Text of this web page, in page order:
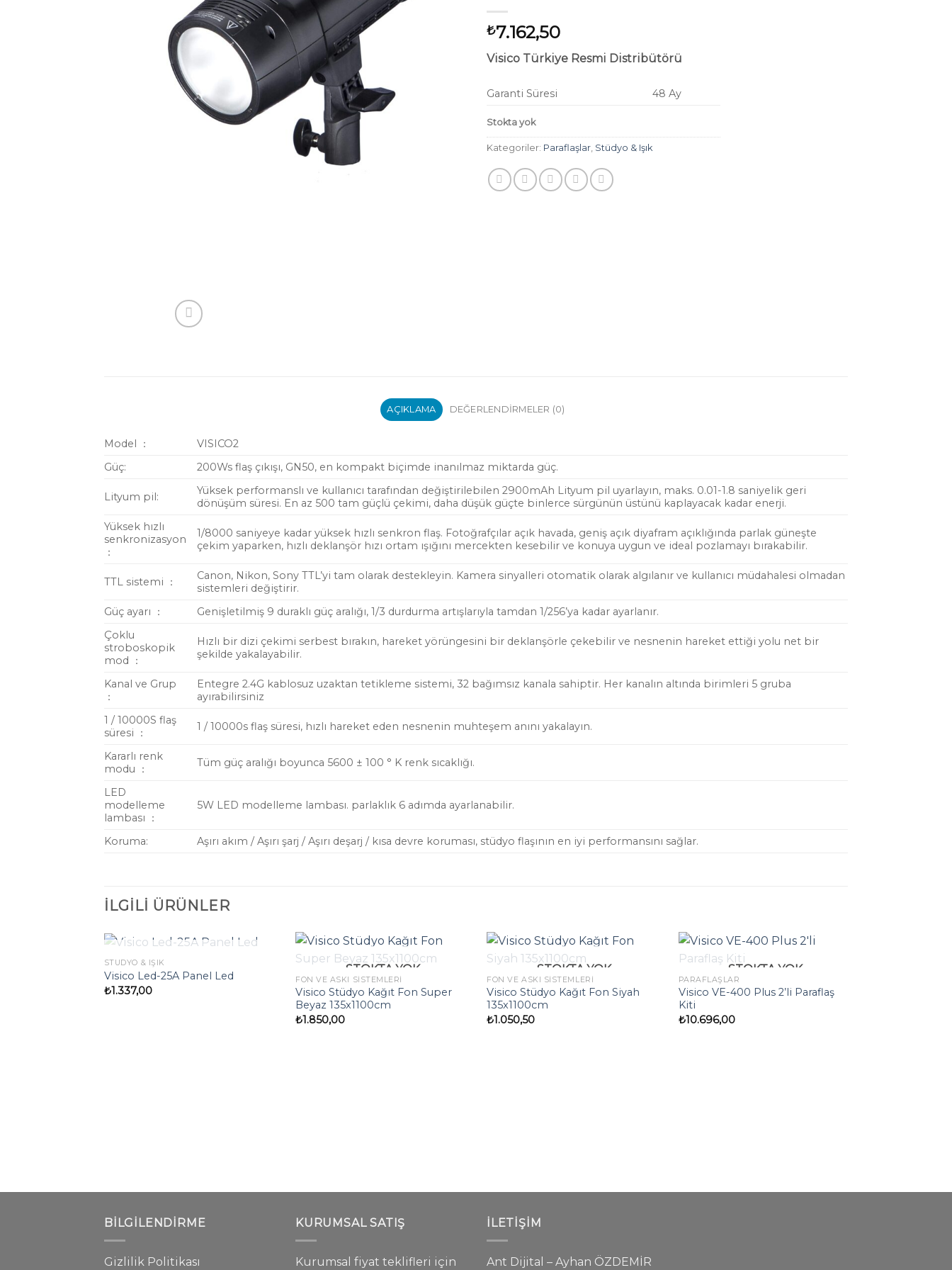
₺7.162,50
Visico Türkiye Resmi Distribütörü
Garanti Süresi 48 Ay
Stokta yok
Kategoriler: Paraflaşlar, Stüdyo & Işık
AÇIKLAMA DEĞERLENDIRMELER (0)
Model ：
VISICO2
Güç:
200Ws flaş çıkışı, GN50, en kompakt biçimde inanılmaz miktarda güç.
Lityum pil:
Yüksek performanslı ve kullanıcı tarafından değiştirilebilen 2900mAh Lityum pil uyarlayın, maks. 0.01-1.8 saniyelik geri
dönüşüm süresi. En az 500 tam güçlü çekimi, daha düşük güçte binlerce sürgünün üstünü kaplayacak kadar enerji.
Yüksek hızlı
senkronizasyon
：
1/8000 saniyeye kadar yüksek hızlı senkron flaş. Fotoğrafçılar açık havada, geniş açık diyafram açıklığında parlak güneşte
çekim yaparken, hızlı deklanşör hızı ortam ışığını mercekten kesebilir ve konuya uygun ve ideal pozlamayı bırakabilir.
TTL sistemi ：
Canon, Nikon, Sony TTL’yi tam olarak destekleyin. Kamera sinyalleri otomatik olarak algılanır ve kullanıcı müdahalesi olmadan
sistemleri değiştirir.
Güç ayarı ：
Genişletilmiş 9 duraklı güç aralığı, 1/3 durdurma artışlarıyla tamdan 1/256’ya kadar ayarlanır.
Çoklu
stroboskopik
mod ：
Hızlı bir dizi çekimi serbest bırakın, hareket yörüngesini bir deklanşörle çekebilir ve nesnenin hareket ettiği yolu net bir
şekilde yakalayabilir.
Kanal ve Grup
：
Entegre 2.4G kablosuz uzaktan tetikleme sistemi, 32 bağımsız kanala sahiptir. Her kanalın altında birimleri 5 gruba
ayırabilirsiniz
1 / 10000S flaş
süresi ：
1 / 10000s flaş süresi, hızlı hareket eden nesnenin muhteşem anını yakalayın.
Kararlı renk
modu ：
Tüm güç aralığı boyunca 5600 ± 100 ° K renk sıcaklığı.
LED
modelleme
lambası ：
5W LED modelleme lambası. parlaklık 6 adımda ayarlanabilir.
Koruma: Aşırı akım / Aşırı şarj / Aşırı deşarj / kısa devre koruması, stüdyo flaşının en iyi performansını sağlar.
İLGILI ÜRÜNLER
STOKTA YOK
STÜDYO & IŞIK
Visico Led-25A Panel Led
₺1.337,00
STOKTA YOK
FON VE ASKI SISTEMLERI
Visico Stüdyo Kağıt Fon Super
Beyaz 135x1100cm
₺1.850,00
STOKTA YOK
FON VE ASKI SISTEMLERI
Visico Stüdyo Kağıt Fon Siyah
135x1100cm
₺1.050,50
STOKTA YOK
PARAFLAŞLAR
Visico VE-400 Plus 2’li Paraflaş
Kiti
₺10.696,00
BILGILENDIRME
Gizlilik Politikası
KURUMSAL SATIŞ
Kurumsal fiyat teklifleri için
İLETIŞIM
Ant Dijital – Ayhan ÖZDEMİR